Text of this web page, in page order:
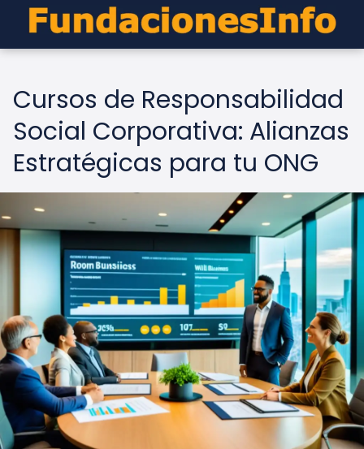
Cursos de Responsabilidad
Social Corporativa: Alianzas
Estratégicas para tu ONG